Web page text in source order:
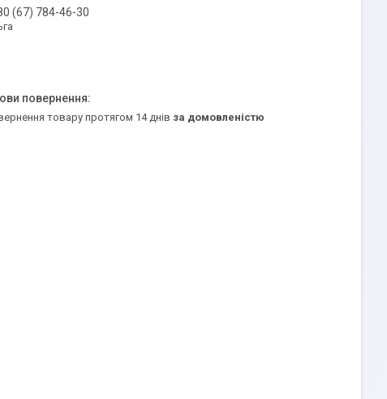
(67) 784-46-30
товару протягом 14 днів за домовленістю